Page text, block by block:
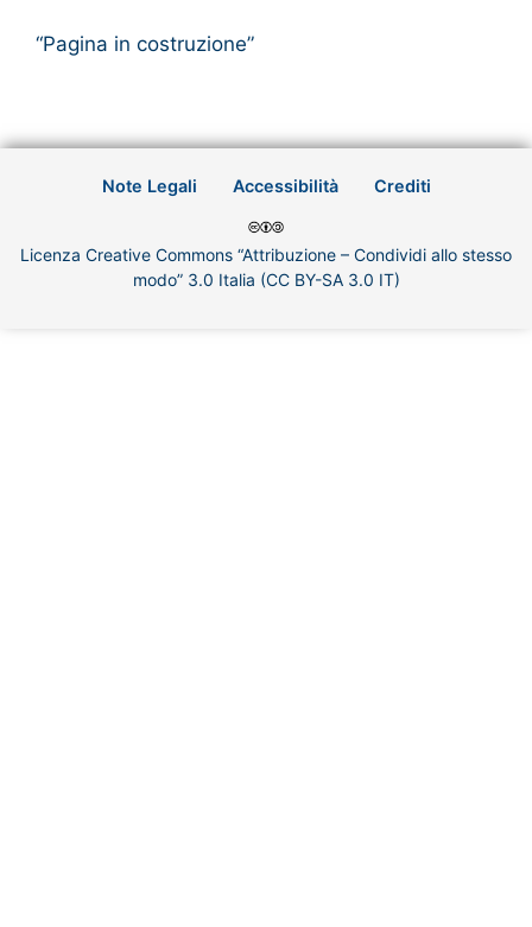
“Pagina in costruzione”
Note Legali Accessibilità Crediti
Licenza Creative Commons “Attribuzione – Condividi allo stesso
modo” 3.0 Italia (CC BY-SA 3.0 IT)